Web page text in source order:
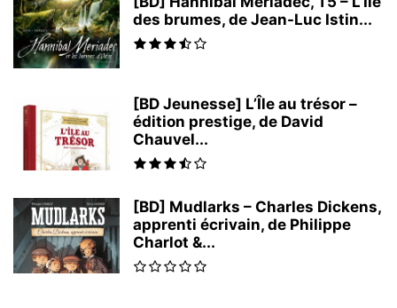
des brumes, de Jean-Luc Istin...
[BD Jeunesse] L’Île au trésor –
édition prestige, de David
Chauvel...
[BD] Mudlarks – Charles Dickens,
apprenti écrivain, de Philippe
Charlot &...